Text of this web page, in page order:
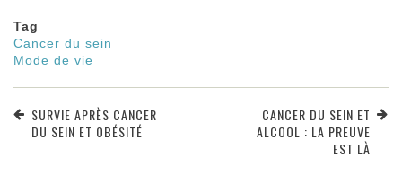
Tag
Cancer du sein
Mode de vie
SURVIE APRÈS CANCER
DU SEIN ET OBÉSITÉ
CANCER DU SEIN ET
ALCOOL : LA PREUVE
EST LÀ